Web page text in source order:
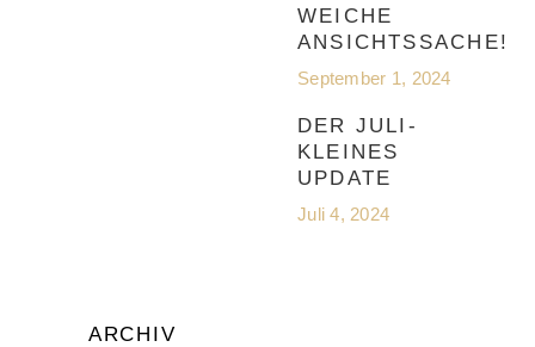
WEICHE
ANSICHTSSACHE!
September 1, 2024
DER JULI-
KLEINES
UPDATE
Juli 4, 2024
ARCHIV